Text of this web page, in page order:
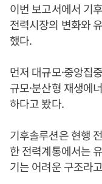
이번 보고서에서 기
전력시장의 변화와
했다.
먼저 대규모·중앙집
규모·분산형 재생에
하다고 봤다.
기후솔루션은 현행
한 전력계통에서는
기는 어려운 구조라